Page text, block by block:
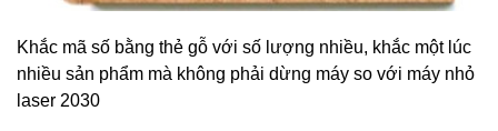
Khắc mã số bằng thẻ gỗ với số lượng nhiều, khắc một lúc
nhiều sản phẩm mà không phải dừng máy so với máy nhỏ
laser 2030